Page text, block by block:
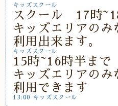
キッズスクール
スクール 17時
キッズエリアのみ
利用出来ます。
キッズスクール
15時~16時半まで
キッズエリアのみ
利用できます
13:00 キッズスクール